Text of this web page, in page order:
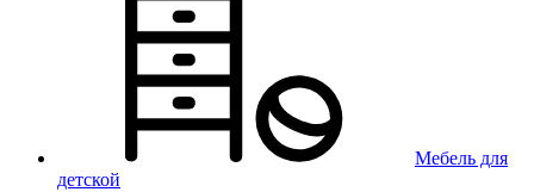
Мебель для
детской